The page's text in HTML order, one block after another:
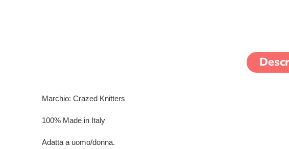
Marchio: Crazed Knitters
100% Made in Italy
Adatta a uomo/donna.